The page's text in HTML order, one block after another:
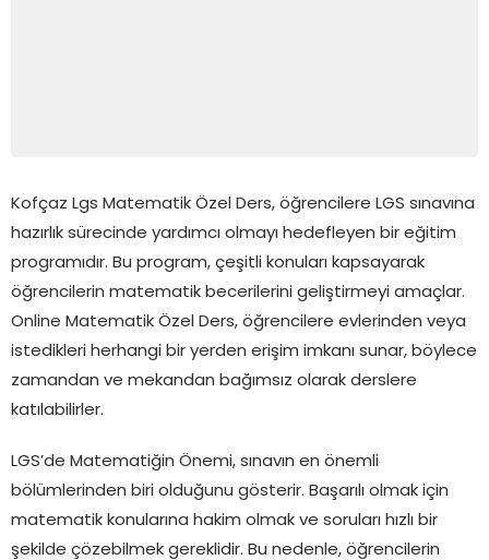
Kofçaz Lgs Matematik Özel Ders, öğrencilere LGS sınavına
hazırlık sürecinde yardımcı olmayı hedefleyen bir eğitim
programıdır. Bu program, çeşitli konuları kapsayarak
öğrencilerin matematik becerilerini geliştirmeyi amaçlar.
Online Matematik Özel Ders, öğrencilere evlerinden veya
istedikleri herhangi bir yerden erişim imkanı sunar, böylece
zamandan ve mekandan bağımsız olarak derslere
katılabilirler.
LGS’de Matematiğin Önemi, sınavın en önemli
bölümlerinden biri olduğunu gösterir. Başarılı olmak için
matematik konularına hakim olmak ve soruları hızlı bir
şekilde çözebilmek gereklidir. Bu nedenle, öğrencilerin